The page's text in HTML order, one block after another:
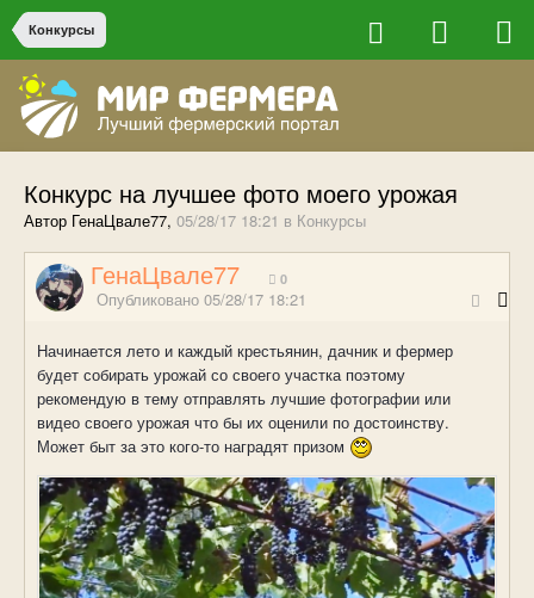
Конкурсы
Конкурс на лучшее фото моего урожая
Автор ГенаЦвале77, 05/28/17 18:21 в Конкурсы
ГенаЦвале77 0
Опубликовано 05/28/17 18:21
Начинается лето и каждый крестьянин, дачник и фермер
будет собирать урожай со своего участка поэтому
рекомендую в тему отправлять лучшие фотографии или
видео своего урожая что бы их оценили по достоинству.
Может быт за это кого-то наградят призом